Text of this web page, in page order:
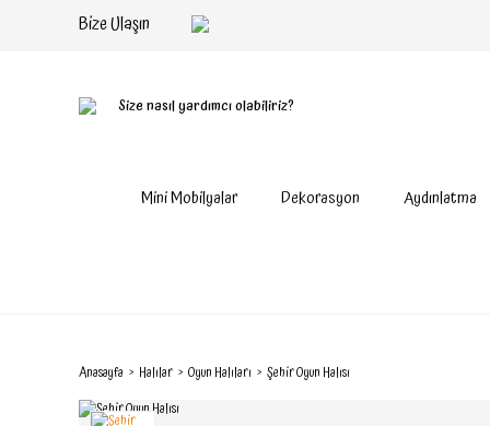
Bize Ulaşın
Size nasıl yardımcı olabiliriz?
Mini Mobilyalar Dekorasyon Aydınlatma
Anasayfa Halılar Oyun Halıları Şehir Oyun Halısı